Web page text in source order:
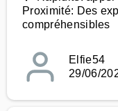
Proximité: Des
compréhensibles
Elfie54
29/06/